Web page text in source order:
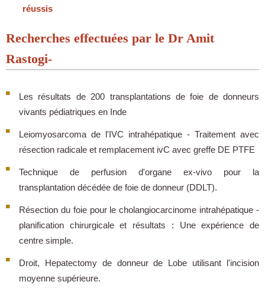
réussis
Recherches effectuées par le Dr Amit
Rastogi-
Les résultats de 200 transplantations de foie de donneurs
vivants pédiatriques en Inde
Leiomyosarcoma de l'IVC intrahépatique - Traitement avec
résection radicale et remplacement ivC avec greffe DE PTFE
Technique de perfusion d'organe ex-vivo pour la
transplantation décédée de foie de donneur (DDLT).
Résection du foie pour le cholangiocarcinome intrahépatique -
planification chirurgicale et résultats : Une expérience de
centre simple.
Droit, Hepatectomy de donneur de Lobe utilisant l'incision
moyenne supérieure.